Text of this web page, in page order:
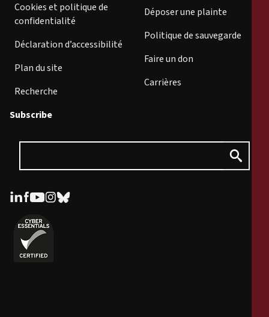
Cookies et politique de
confidentialité
Déclaration d’accessibilité
Plan du site
Recherche
Déposer une plainte
Politique de sauvegarde
Faire un don
Carrières
Subscribe